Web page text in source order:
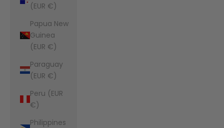
(EUR €)
Papua New
Guinea
(EUR €)
Paraguay
(EUR €)
Peru (EUR
€)
Philippines